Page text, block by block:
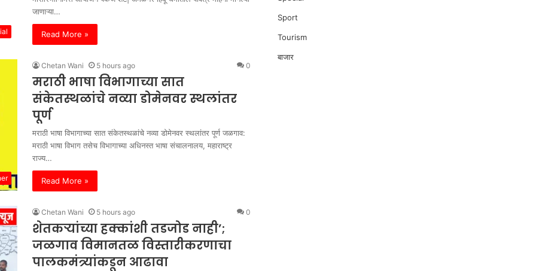
जाणाऱ्या…
Read More »
Chetan Wani 5 hours ago 0
मराठी भाषा विभागाच्या सात
संकेतस्थळांचे नव्या डोमेनवर स्थलांतर
पूर्ण
मराठी भाषा विभागाच्या सात संकेतस्थळांचे नव्या डोमेनवर स्थलांतर पूर्ण जळगाव:
मराठी भाषा विभाग तसेच विभागाच्या अधिनस्त भाषा संचालनालय, महाराष्ट्र
राज्य…
Read More »
Chetan Wani 5 hours ago 0
शेतकऱ्यांच्या हक्कांशी तडजोड नाही’;
जळगाव विमानतळ विस्तारीकरणाचा
पालकमंत्र्यांकडून आढावा
Sport
Tourism
बाजार